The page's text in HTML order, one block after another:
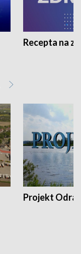
Recepta na
Projekt Odra